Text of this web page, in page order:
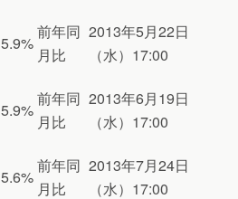
5.9%
前年同
月比
2013年5月22日
（水）17:00
5.9%
前年同
月比
2013年6月19日
（水）17:00
5.6%
前年同
月比
2013年7月24日
（水）17:00